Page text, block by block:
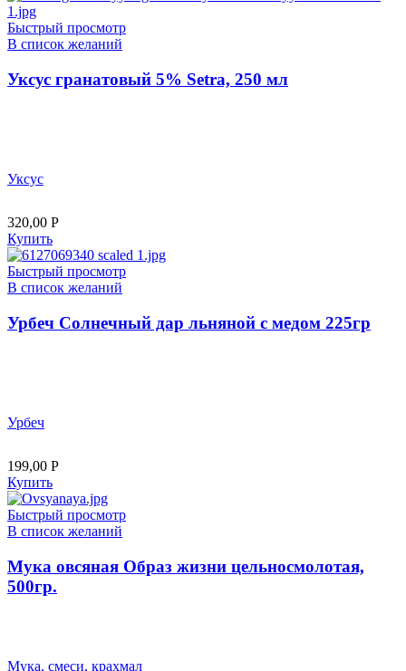
Быстрый просмотр
В список желаний
Уксус гранатовый 5% Setra, 250 мл
Уксус
320,00 Р
Купить
Быстрый просмотр
В список желаний
Урбеч Солнечный дар льняной с медом 225гр
Урбеч
199,00 Р
Купить
Быстрый просмотр
В список желаний
Мука овсяная Образ жизни цельносмолотая,
500гр.
Мука, смеси, крахмал